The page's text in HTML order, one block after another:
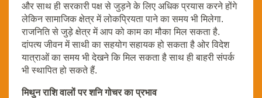
और साथ ही सरकारी पक्ष से जुड़ने के लिए अधिक प्रयास करने होंगे
लेकिन सामाजिक क्षेत्र में लोकप्रियता पाने का समय भी मिलेगा.
राजनिति से जुड़े क्षेत्र में आप को काम का मौका मिल सकता है.
दांपत्य जीवन में साथी का सहयोग सहायक हो सकता है ओर विदेश
यात्राओं का समय भी देखने कि मिल सकता है साथ ही बाहरी संपर्क
भी स्थापित हो सकते हैं.
मिथुन राशि वालों पर शनि गोचर का प्रभाव